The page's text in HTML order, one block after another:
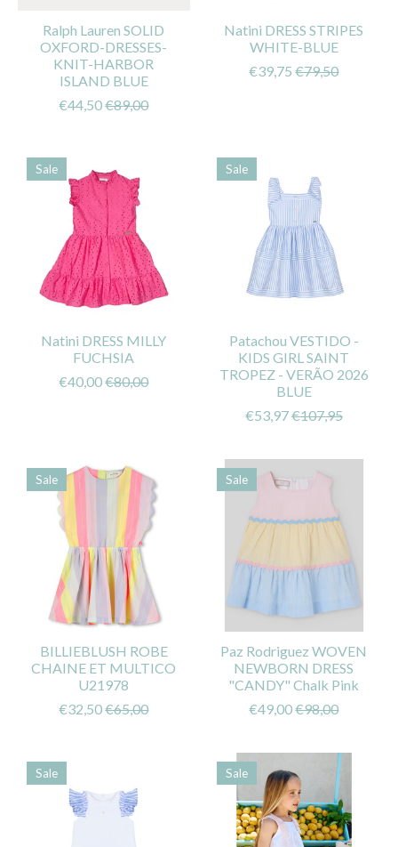
Ralph Lauren SOLID
OXFORD-DRESSES-
KNIT-HARBOR
ISLAND BLUE
€44,50€89,00
Natini DRESS STRIPES
WHITE-BLUE
€39,75 €79,50
Sale
Natini DRESS MILLY
FUCHSIA
€40,00€80,00
Sale
Patachou VESTIDO -
KIDS GIRL SAINT
TROPEZ - VERÃO 2026
BLUE
€53,97€107,95
Sale
BILLIEBLUSH ROBE
CHAINE ET MULTICO
U21978
€32,50€65,00
Sale
Paz Rodriguez WOVEN
NEWBORN DRESS
"CANDY" Chalk Pink
€49,00€98,00
Sale Sale